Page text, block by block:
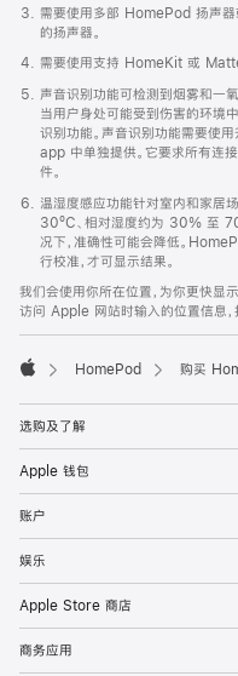
需要使用多部 HomePod 扬声器
的扬声器。
需要使用支持 HomeKit 或
声音识别功能可检测到烟雾和一
当用户身处可能受到伤害的环境
识别功能。声音识别功能需要使
app 中单独提供。它要求所有连
件。
温湿度感应功能针对室内和家居
30ºC、相对湿度约为 30% 至
况下，准确性可能会降低。
行校准，才可显示结果。
我们会使用你所在位置，为你更快显
访问 Apple 网站时输入的位置信息，
HomePod 购买
选购及了解
Apple 钱包
账户
娱乐
Apple Store 商店
商务应用